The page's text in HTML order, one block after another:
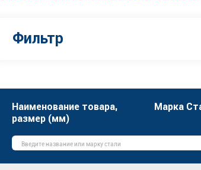
Фильтр
Наименование товара,
размер (мм)
Марка